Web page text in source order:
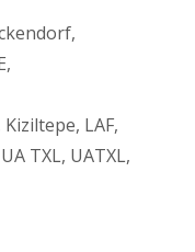
,
,
Kiziltepe, LAF,
UA TXL, UATXL,